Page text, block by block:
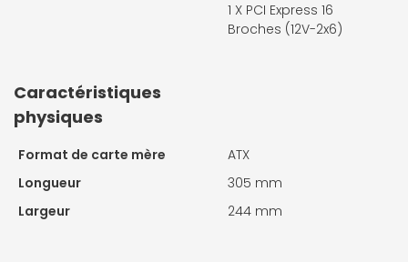
1 X PCI Express 16
Broches (12V-2x6)
Caractéristiques
physiques
Format de carte mère
ATX
Longueur
305 mm
Largeur
244 mm